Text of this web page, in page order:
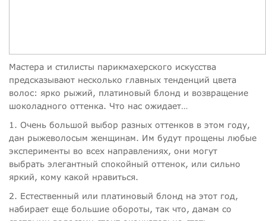
Мастера и стилисты парикмахерского искусства
предсказывают несколько главных тенденций цвета
волос: ярко рыжий, платиновый блонд и возвращение
шоколадного оттенка. Что нас ожидает…
1. Очень большой выбор разных оттенков в этом году,
дан рыжеволосым женщинам. Им будут прощены любые
эксперименты во всех направлениях, они могут
выбрать элегантный спокойный оттенок, или сильно
яркий, кому какой нравиться.
2. Естественный или платиновый блонд на этот год,
набирает еще большие обороты, так что, дамам со